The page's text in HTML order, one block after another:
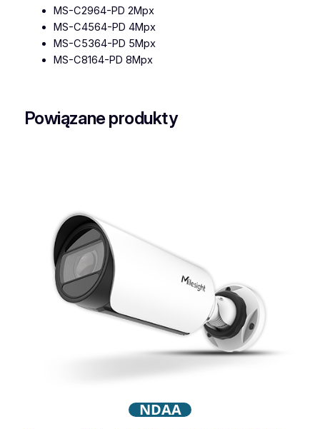
MS-C2964-PD 2Mpx
MS-C4564-PD 4Mpx
MS-C5364-PD 5Mpx
MS-C8164-PD 8Mpx
Powiązane produkty
NDAA